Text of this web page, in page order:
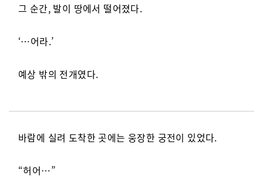
그 순간, 발이 땅에서 떨어졌다.
‘…어라.’
예상 밖의 전개였다.
바람에 실려 도착한 곳에는 웅장한 궁전이 있었다.
“허어…”